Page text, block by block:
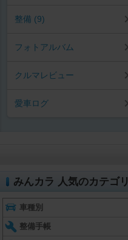
整備 (9)
フォトアルバム
クルマレビュー
愛車ログ
みんカラ 人気のカテゴリ
車種別
整備手帳